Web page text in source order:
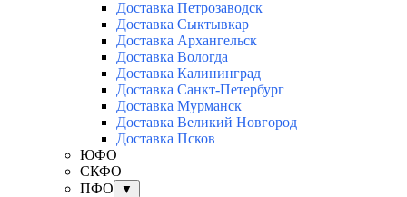
Доставка Петрозаводск
Доставка Сыктывкар
Доставка Архангельск
Доставка Вологда
Доставка Калининград
Доставка Санкт-Петербург
Доставка Мурманск
Доставка Великий Новгород
Доставка Псков
ЮФО
СКФО
ПФО
▼